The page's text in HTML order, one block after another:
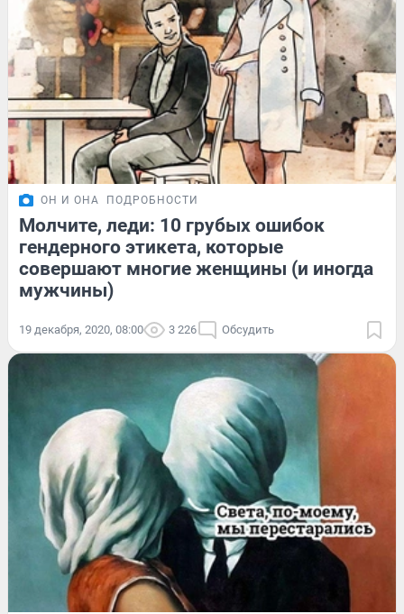
ОН И ОНА ПОДРОБНОСТИ
Молчите, леди: 10 грубых ошибок
гендерного этикета, которые
совершают многие женщины (и иногда
мужчины)
19 декабря, 2020, 08:00 3 226 Обсудить